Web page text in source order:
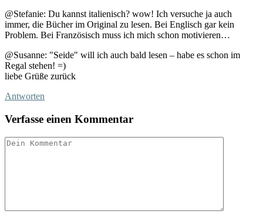
@Stefanie: Du kannst italienisch? wow! Ich versuche ja auch
immer, die Bücher im Original zu lesen. Bei Englisch gar kein
Problem. Bei Französisch muss ich mich schon motivieren…
@Susanne: "Seide" will ich auch bald lesen – habe es schon im
Regal stehen! =)
liebe Grüße zurück
Antworten
Verfasse einen Kommentar